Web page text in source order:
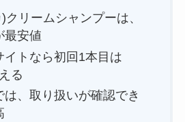
クリームシャンプーは、
最安値
イトなら初回1本目は
る
は、取り扱いが確認でき